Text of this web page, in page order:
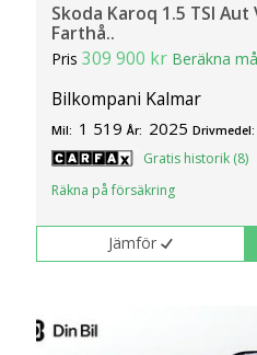
Skoda Karoq 1.5 TSI
Farthå..
Pris309 900 kr Beräkna
Bilkompani Kalmar
Mil: 1 519 År: 2025 Drivmedel:
Gratis historik (8)
Räkna på försäkring
Jämför